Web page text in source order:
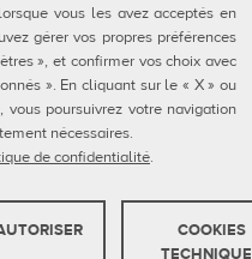
vous les avez acceptés en
gérer vos propres préférences
», et confirmer vos choix avec
». En cliquant sur le « X » ou
poursuivrez votre navigation
nécessaires.
de confidentialité.
COOKIES
FDS
Policy
Policy
Settings
De Dénonciation
15 40128 Bologna, Italy - VAT